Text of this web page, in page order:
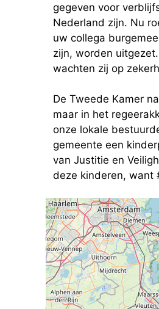
gegeven voor
Nederland zijn. Nu
uw collega
zijn, worden
wachten zij op
De Tweede Kamer
maar in het
onze lokale
gemeente een
van Justitie en
deze kinderen, want